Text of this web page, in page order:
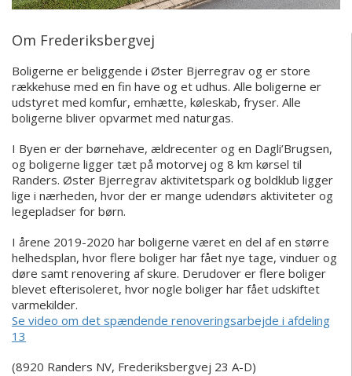
Om Frederiksbergvej
Boligerne er beliggende i Øster Bjerregrav og er store
rækkehuse med en fin have og et udhus. Alle boligerne er
udstyret med komfur, emhætte, køleskab, fryser. Alle
boligerne bliver opvarmet med naturgas.
I Byen er der børnehave, ældrecenter og en Dagli’Brugsen,
og boligerne ligger tæt på motorvej og 8 km kørsel til
Randers. Øster Bjerregrav aktivitetspark og boldklub ligger
lige i nærheden, hvor der er mange udendørs aktiviteter og
legepladser for børn.
I årene 2019-2020 har boligerne været en del af en større
helhedsplan, hvor flere boliger har fået nye tage, vinduer og
døre samt renovering af skure. Derudover er flere boliger
blevet efterisoleret, hvor nogle boliger har fået udskiftet
varmekilder.
Se video om det spændende renoveringsarbejde i afdeling
13
(8920 Randers NV, Frederiksbergvej 23 A-D)